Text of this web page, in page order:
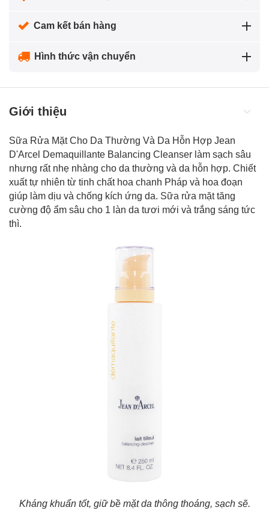
Cam kết bán hàng
Hình thức vận chuyển
Giới thiệu
Sữa Rửa Mặt Cho Da Thường Và Da Hỗn Hợp Jean
D'Arcel Demaquillante Balancing Cleanser làm sạch sâu
nhưng rất nhẹ nhàng cho da thường và da hỗn hợp. Chiết
xuất tự nhiên từ tinh chất hoa chanh Pháp và hoa đoạn
giúp làm dịu và chống kích ứng da. Sữa rửa mặttăng
cường độ ẩm sâu cho 1 làn da tươi mới và trắng sáng tức
thì.
Kháng khuẩn tốt, giữ bề mặt da thông thoáng, sạch sẽ.